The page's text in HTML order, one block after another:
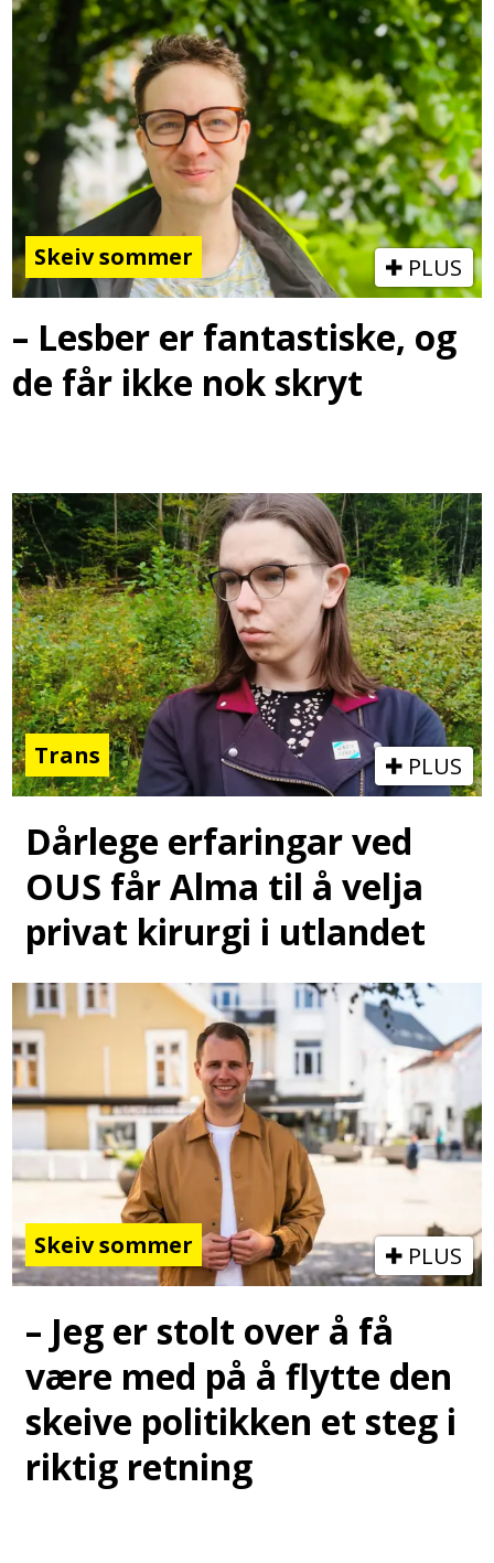
Skeiv sommer PLUS
– Lesber er fantastiske, og
de får ikke nok skryt
Trans PLUS
Dårlege erfaringar ved
OUS får Alma til å velja
privat kirurgi i utlandet
Skeiv sommer PLUS
– Jeg er stolt over å få
være med på å flytte den
skeive politikken et steg i
riktig retning